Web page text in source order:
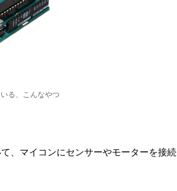
る、こんなやつ
、マイコンにセンサーやモーターを接続